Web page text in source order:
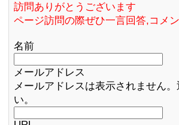
訪問ありがとうございます
ページ訪問の際ぜひ一言回答,コメ
名前
メールアドレス
メールアドレスは表示されません
い。